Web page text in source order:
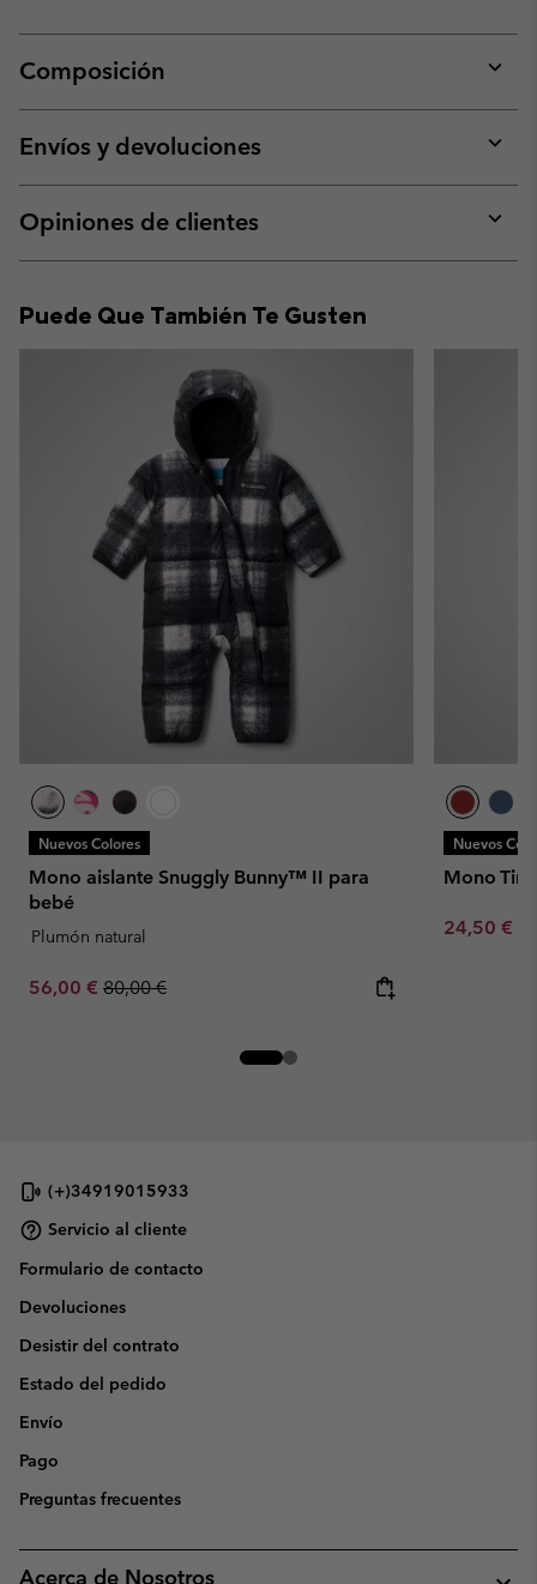
Composición
or
Envíos y devoluciones
or
Opiniones de clientes
or
Puede Que También Te Gusten
Nuevos Colores
Mono aislante Snuggly Bunny™ II para
bebé
Plumón natural
Sale price:
56,00 € Regular price:
80,00 €
Nuevos
Mono
Minimum
24,50 €
(+)34919015933
Servicio al cliente
Formulario de contacto
Devoluciones
Desistir del contrato
Estado del pedido
Envío
Pago
Preguntas frecuentes
Acerca de Nosotros